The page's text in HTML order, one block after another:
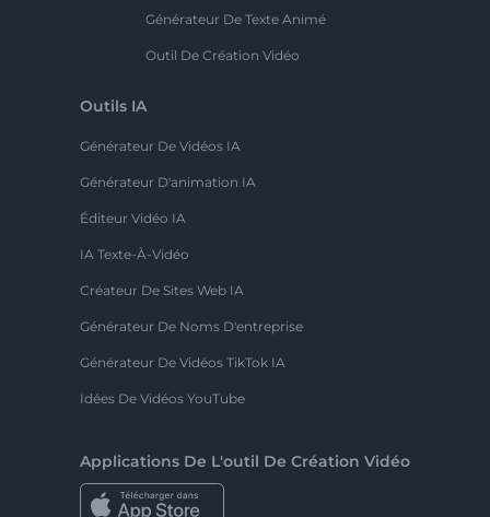
Générateur De Texte Animé
Outil De Création Vidéo
Outils IA
Générateur De Vidéos IA
Générateur D'animation IA
Éditeur Vidéo IA
IA Texte-À-Vidéo
Créateur De Sites Web IA
Générateur De Noms D'entreprise
Générateur De Vidéos TikTok IA
Idées De Vidéos YouTube
Applications De L'outil De Création Vidéo